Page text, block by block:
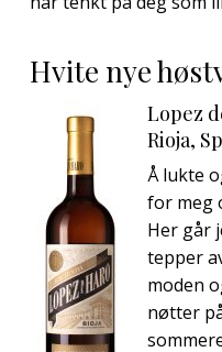
Hvite nye
Lopez
Rioja,
Å lukte
for meg
Her går
tepper
moden
nøtter